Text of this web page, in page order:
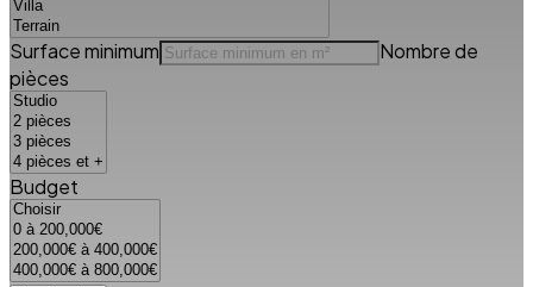
Surface minimum
Nombre de
pièces
Budget